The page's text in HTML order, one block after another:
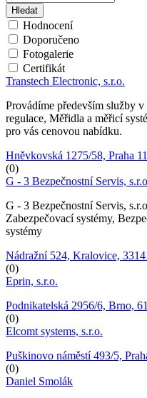
Hledat
Hodnocení
Doporučeno
Fotogalerie
Certifikát
Transtech Electronic, s.r.o.
Provádíme především služby
regulace, Měřidla a měřicí
pro vás cenovou nabídku.
Hněvkovská 1275/58, Praha
(0)
G - 3 Bezpečnostní Servis,
G - 3 Bezpečnostní Servis,
Zabezpečovací systémy,
systémy
Nádražní 524, Kralovice,
(0)
Eprin, s.r.o.
Podnikatelská 2956/6, Brno,
(0)
Elcomt systems, s.r.o.
Puškinovo náměstí 493/5,
(0)
Daniel Smolák